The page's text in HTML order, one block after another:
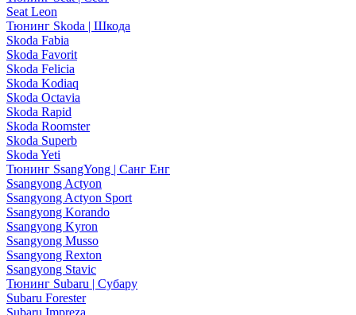
Seat Leon
Тюнинг Skoda | Шкода
Skoda Fabia
Skoda Favorit
Skoda Felicia
Skoda Kodiaq
Skoda Octavia
Skoda Rapid
Skoda Roomster
Skoda Superb
Skoda Yeti
Тюнинг SsangYong | Санг Енг
Ssangyong Actyon
Ssangyong Actyon Sport
Ssangyong Korando
Ssangyong Kyron
Ssangyong Musso
Ssangyong Rexton
Ssangyong Stavic
Тюнинг Subaru | Субару
Subaru Forester
Subaru Impreza